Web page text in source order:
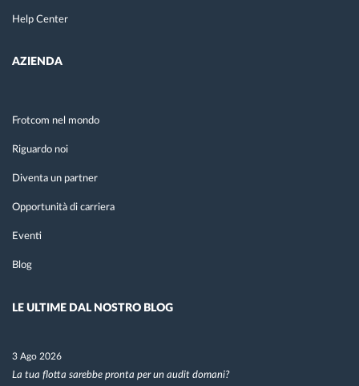
Help Center
AZIENDA
Frotcom nel mondo
Riguardo noi
Diventa un partner
Opportunità di carriera
Eventi
Blog
LE ULTIME DAL NOSTRO BLOG
3 Ago 2026
La tua flotta sarebbe pronta per un audit domani?